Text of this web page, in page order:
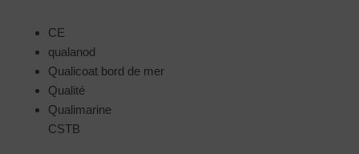
CE
qualanod
Qualicoat bord de mer
Qualité
Qualimarine
CSTB